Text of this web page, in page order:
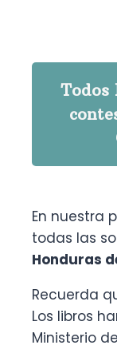
Todos
En nuestra
todas las
Honduras
Recuerda
Los libros
Ministerio